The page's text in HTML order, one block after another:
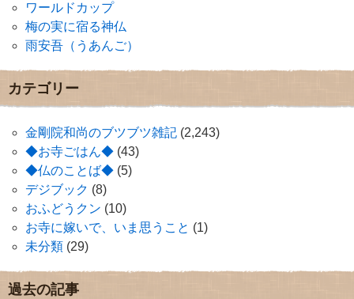
ワールドカップ
梅の実に宿る神仏
雨安吾（うあんご）
カテゴリー
金剛院和尚のブツブツ雑記 (2,243)
◆お寺ごはん◆ (43)
◆仏のことば◆ (5)
デジブック (8)
おふどうクン (10)
お寺に嫁いで、いま思うこと (1)
未分類 (29)
過去の記事